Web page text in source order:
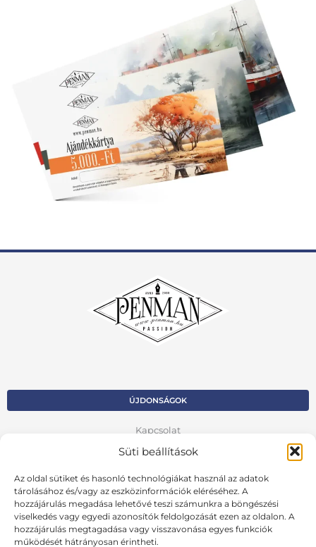
Süti beállítások
Az oldal sütiket és hasonló technológiákat használ az adatok
tárolásához és/vagy az eszközinformációk eléréséhez. A
hozzájárulás megadása lehetővé teszi számunkra a böngészési
viselkedés vagy egyedi azonosítók feldolgozását ezen az oldalon. A
hozzájárulás megtagadása vagy visszavonása egyes funkciók
működését hátrányosan érintheti.
ÚJDONSÁGOK
Kapcsolat
Kosár
Fiók
Adatvédelmi szabályzat
VISSZA AZ ELŐZŐ OLDALRA